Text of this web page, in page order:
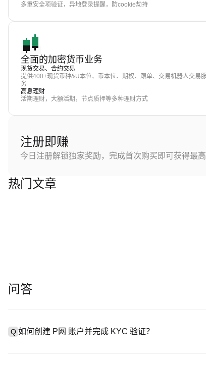
多重安全项验证，异地登录提醒，防cookie劫持
全面的加密货币业务
现货交易、合约交易
提供400+现货币种&U本位、币本位、期权、跟单、交易机器人交易服
务
高息理财
活期理财，大额活期，节点质押等多种理财方式
注册即赚
今日注册解锁独家奖励，完成首次购买即可获得最
热门文章
问答
Q 如何创建 P网 账户并完成 KYC 验证？